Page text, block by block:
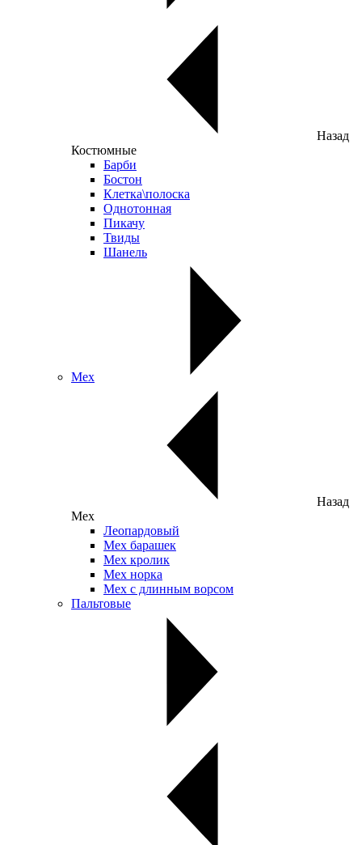
Назад
Костюмные
Барби
Бостон
Клетка\полоска
Однотонная
Пикачу
Твиды
Шанель
Мех
Назад
Мех
Леопардовый
Мех барашек
Мех кролик
Мех норка
Мех с длинным ворсом
Пальтовые